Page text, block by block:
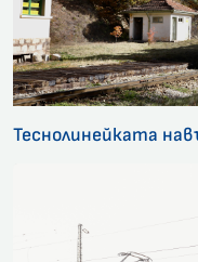
Теснолинейката